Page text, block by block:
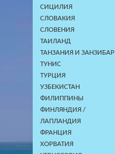
СИЦИЛИЯ
СЛОВАКИЯ
СЛОВЕНИЯ
ТАИЛАНД
ТАНЗАНИЯ И ЗАНЗИБАР
ТУНИС
ТУРЦИЯ
УЗБЕКИСТАН
ФИЛИППИНЫ
ФИНЛЯНДИЯ /
ЛАПЛАНДИЯ
ФРАНЦИЯ
ХОРВАТИЯ